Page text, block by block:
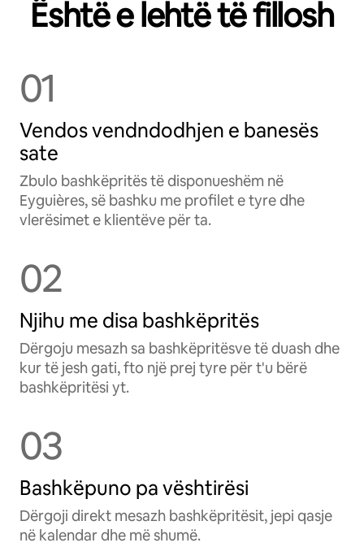
Është e lehtë të fillosh
01
Vendos vendndodhjen e banesës
sate
Zbulo bashkëpritës të disponueshëm në
Eyguières, së bashku me profilet e tyre dhe
vlerësimet e klientëve për ta.
02
Njihu me disa bashkëpritës
Dërgoju mesazh sa bashkëpritësve të duash dhe
kur të jesh gati, fto një prej tyre për t'u bërë
bashkëpritësi yt.
03
Bashkëpuno pa vështirësi
Dërgoji direkt mesazh bashkëpritësit, jepi qasje
në kalendar dhe më shumë.